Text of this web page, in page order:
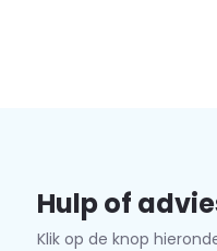
Hulp of
Klik op de knop